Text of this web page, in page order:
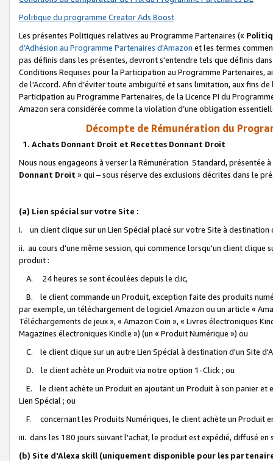
Politique du programme Creator Ads Boost
Les présentes Politiques relatives au Programme Partenaires («
d’Adhésion au Programme Partenaires d'Amazon et les termes
pas définis dans les présentes, devront s'entendre tels que définis
Conditions Requises pour la Participation au Programme Partenaires,
de l'Accord. Afin d’éviter toute ambiguïté et sans limitation, aux fins
Participation au Programme Partenaires, de la Licence PI du
Amazon sera considérée comme la violation d’une obligation
Décompte de Rémunération du
1. Achats Donnant Droit et Recettes Donnant Droit
Nous nous engageons à verser la Rémunération Standard, présentée
Donnant Droit » qui – sous réserve des exclusions décrites dans le
(a) Lien spécial sur votre Site :
i. un client clique sur un Lien Spécial placé sur votre Site à destination
ii. au cours d'une même session, qui commence lorsqu'un client
produit :
A. 24 heures se sont écoulées depuis le clic,
B. le client commande un Produit, exception faite des produits
par exemple, un téléchargement de logiciel Amazon ou un article «
Téléchargements de jeux », « Amazon Coin », « Livres électroniques
Magazines électroniques Kindle ») (un « Produit Numérique ») ou
C. le client clique sur un autre Lien Spécial à destination d'un Site
D. le client achète un Produit via notre option 1-Click ; ou
E. le client achète un Produit en ajoutant un Produit à son panier et
Lien Spécial ; ou
F. concernant les Produits Numériques, le client achète un Produit
iii. dans les 180 jours suivant l'achat, le produit est expédié, diffusé
(b) Site d'Alexa skill (uniquement disponible pour les